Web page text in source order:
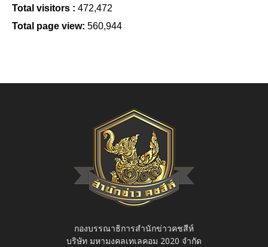
Total visitors : 472,472
Total page view: 560,944
กองบรรณาธิการสำนักข่าวคชสีห์
บริษัท มหามงคลเทเลคอม 2020 จำกัด